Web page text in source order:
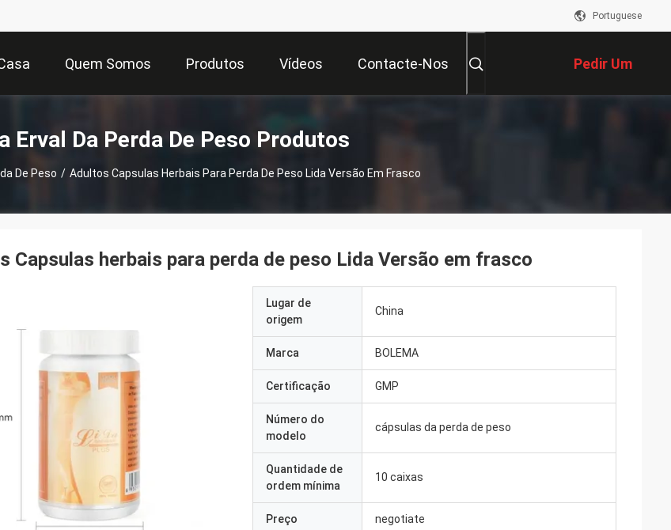
Portuguese
Quem Somos Produtos Vídeos Contacte-Nos Pedir Um
Orçamento
Erval Da Perda De Peso Produtos
De Peso / Adultos Capsulas Herbais Para Perda De Peso Lida Versão Em Frasco
Capsulas herbais para perda de peso Lida Versão em frasco
Lugar de
origem
China
Marca BOLEMA
Certificação GMP
Número do
modelo
cápsulas da perda de peso
Quantidade de
ordem mínima
10 caixas
Preço negotiate